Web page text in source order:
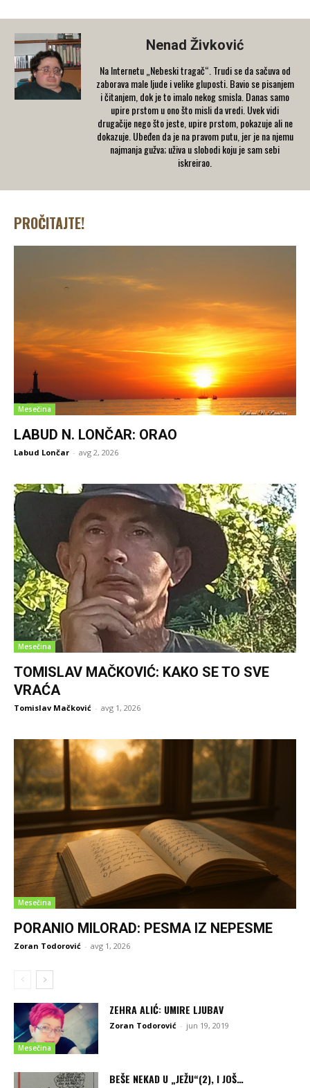
Nenad Živković
Na Internetu „Nebeski tragač“. Trudi se da sačuva od
zaborava male ljude i velike gluposti. Bavio se pisanjem
i čitanjem, dok je to imalo nekog smisla. Danas samo
upire prstom u ono što misli da vredi. Uvek vidi
drugačije nego što jeste, upire prstom, pokazuje ali ne
dokazuje. Ubeđen da je na pravom putu, jer je na njemu
najmanja gužva; uživa u slobodi koju je sam sebi
iskreirao.
PROČITAJTE!
Mesečina
LABUD N. LONČAR: ORAO
Labud Lončar - avg 2, 2026
Mesečina
TOMISLAV MAČKOVIĆ: KAKO SE TO SVE
VRAĆA
Tomislav Mačković - avg 1, 2026
Mesečina
PORANIO MILORAD: PESMA IZ NEPESME
Zoran Todorović - avg 1, 2026
Mesečina
ZEHRA ALIĆ: UMIRE LJUBAV
Zoran Todorović - jun 19, 2019
BEŠE NEKAD U „JEŽU“(2), I JOŠ…